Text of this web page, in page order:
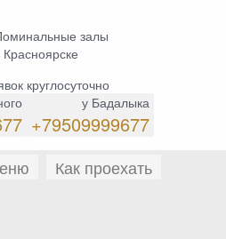
залы
Красноярске
круглосуточно
у Бадалыка
+79509999677
Как проехать